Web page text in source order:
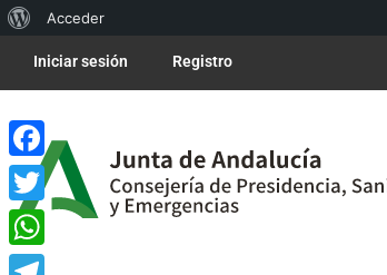
Acceder
Iniciar sesión Registro
Facebook
Twitter
WhatsApp